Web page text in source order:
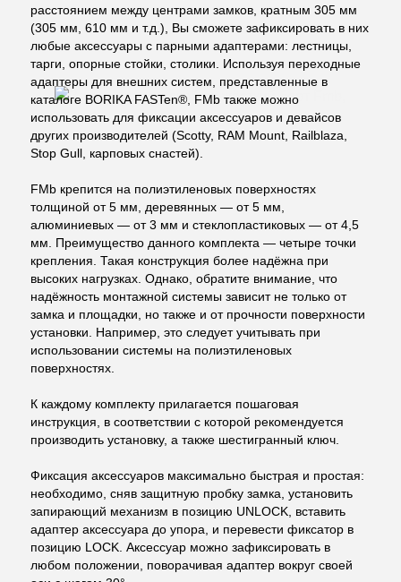
расстоянием между центрами замков, кратным 305 мм
(305 мм, 610 мм и т.д.), Вы сможете зафиксировать в них
любые аксессуары с парными адаптерами: лестницы,
тарги, опорные стойки, столики. Используя переходные
адаптеры для внешних систем, представленные в
каталоге BORIKA FASTen®, FMb также можно
использовать для фиксации аксессуаров и девайсов
других производителей (Scotty, RAM Mount, Railblaza,
Stop Gull, карповых снастей).
FMb крепится на полиэтиленовых поверхностях
толщиной от 5 мм, деревянных — от 5 мм,
алюминиевых — от 3 мм и стеклопластиковых — от 4,5
мм. Преимущество данного комплекта — четыре точки
крепления. Такая конструкция более надёжна при
высоких нагрузках. Однако, обратите внимание, что
надёжность монтажной системы зависит не только от
замка и площадки, но также и от прочности поверхности
установки. Например, это следует учитывать при
использовании системы на полиэтиленовых
поверхностях.
К каждому комплекту прилагается пошаговая
инструкция, в соответствии с которой рекомендуется
производить установку, а также шестигранный ключ.
Фиксация аксессуаров максимально быстрая и простая:
необходимо, сняв защитную пробку замка, установить
запирающий механизм в позицию UNLOCK, вставить
адаптер аксессуара до упора, и перевести фиксатор в
позицию LOCK. Аксессуар можно зафиксировать в
любом положении, поворачивая адаптер вокруг своей